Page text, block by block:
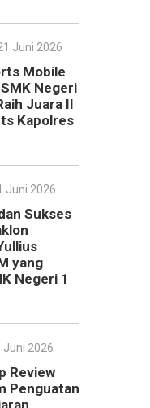
Juni 2026
Mobile
Negeri
Juara II
Kapolres
Juni 2026
Sukses
yang
Negeri 1
2026
Review
Penguatan